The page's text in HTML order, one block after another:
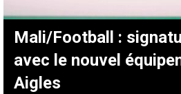
Mali/Football :
avec le nouvel
Aigles